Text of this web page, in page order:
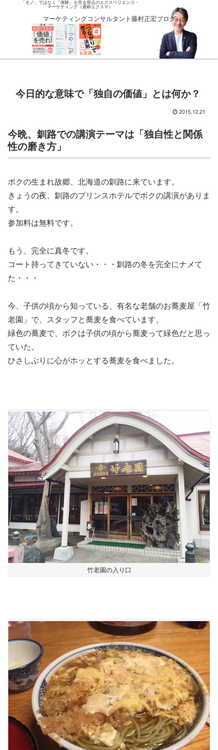
「モノ」ではなく「体験」を売る視点のエクスペリエンス・
マーケティング（通称エクスマ）
マーケティングコンサルタント藤村正宏ブログ
今日的な意味で「独自の価値」とは何か？
2015.12.21
今晩、釧路での講演テーマは「独自性と関係
性の磨き方」
ボクの生まれ故郷、北海道の釧路に来ています。
きょうの夜、釧路のプリンスホテルでボクの講演がありま
す。
参加料は無料です。
もう、完全に真冬です。
コート持ってきていない・・・釧路の冬を完全にナメて
た・・・
今、子供の頃から知っている、有名な老舗のお蕎麦屋「竹
老園」で、スタッフと蕎麦を食べています。
緑色の蕎麦で、ボクは子供の頃から蕎麦って緑色だと思っ
ていた。
ひさしぶりに心がホッとする蕎麦を食べました。
竹老園の入り口